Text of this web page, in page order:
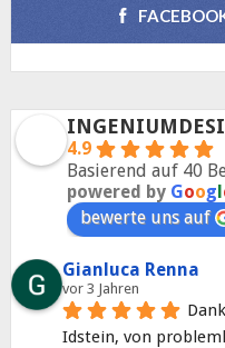
4.9
Basierend auf 40
powered by Googl
bewerte uns auf
Gianluca Renna
vor 3 Jahren
Idstein, von